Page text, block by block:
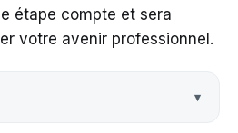
étape compte et sera
votre avenir professionnel.